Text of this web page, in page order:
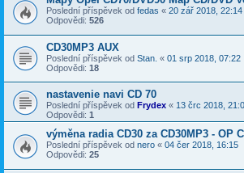
Poslední příspěvek od fedas « 20 zář 2018, 22:14
Odpovědi: 526
CD30MP3 AUX
Poslední příspěvek od Stan. « 01 srp 2018, 07:22
Odpovědi: 18
nastavenie navi CD 70
Poslední příspěvek od Frydex « 13 črc 2018,
Odpovědi: 1
výměna radia CD30 za CD30MP3 - OP
Poslední příspěvek od nero « 04 čer 2018, 16:15
Odpovědi: 25